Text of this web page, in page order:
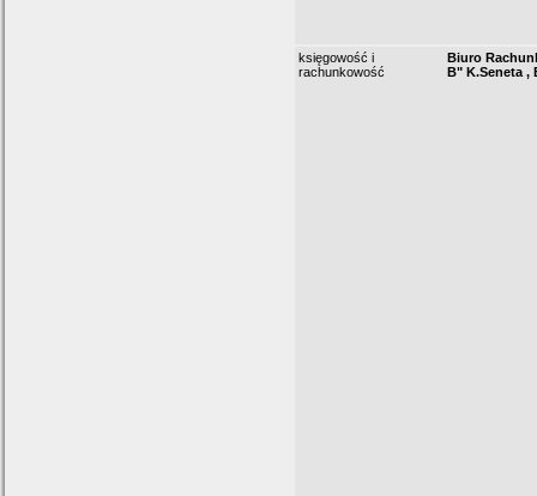
księgowość i
rachunkowość
Biuro
B" K.Seneta ,